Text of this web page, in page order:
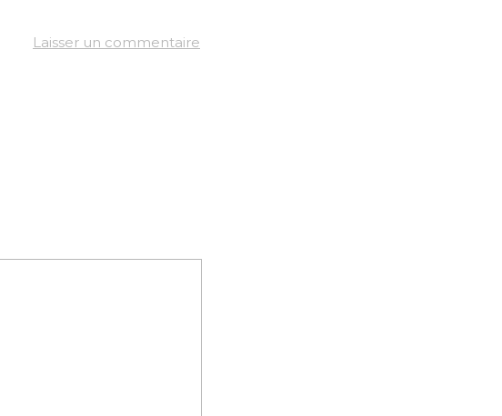
Laisser un commentaire